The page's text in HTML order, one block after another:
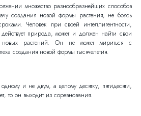
множество разнообразнейших способов
создания новой формы растения, не боясь
Человек при своей интеллигентности,
природа, может и должен найти свои
новых растений. Он не может мириться с
создания новой формы тысячелетия.
и не двум, а целому десятку, пятидесяти,
то он выходит из соревнования.